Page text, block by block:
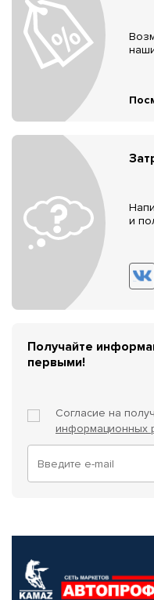
и
Получайте
первыми!
Согласие на
информационных